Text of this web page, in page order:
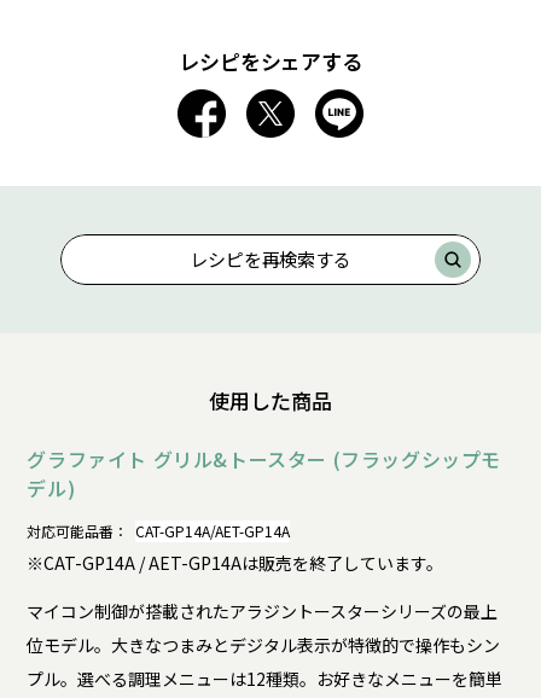
レシピをシェアする
レシピを再検索する
使用した商品
グラファイト グリル&トースター (フラッグシップモ
デル)
対応可能品番： CAT-GP14A/AET-GP14A
※CAT-GP14A / AET-GP14Aは販売を終了しています。
マイコン制御が搭載されたアラジントースターシリーズの最上
位モデル。大きなつまみとデジタル表示が特徴的で操作もシン
プル。選べる調理メニューは12種類。お好きなメニューを簡単